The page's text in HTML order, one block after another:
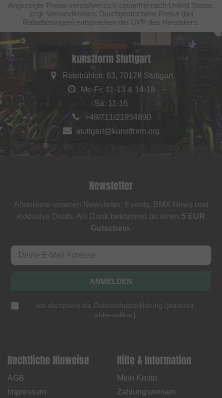
Angezeigte Preise verstehen sich steuerfrei nach United States,
zzgl. Versandkosten. Durchgestrichene Preise (bei
Rabattierungen) entsprechen der UVP des Herstellers.
kunstform Stuttgart
Rotebühlstr. 63, 70178 Stuttgart
Mo-Fr: 11-13 & 14-18
Sa: 11-16
+49/711/21954890
stuttgart@kunstform.org
Newsletter
Abonniere unseren Newsletter: Events, BMX News und
exklusive Deals. Als Dank bekommst du einen 5 EUR
Gutschein.
ANMELDEN
Ich akzeptiere die Datenschutzerklärung (jederzeit
abbestellbar)
Rechtliche Hinweise
AGB
Impressum
Hilfe & Information
Mein Konto
Zahlungsweisen